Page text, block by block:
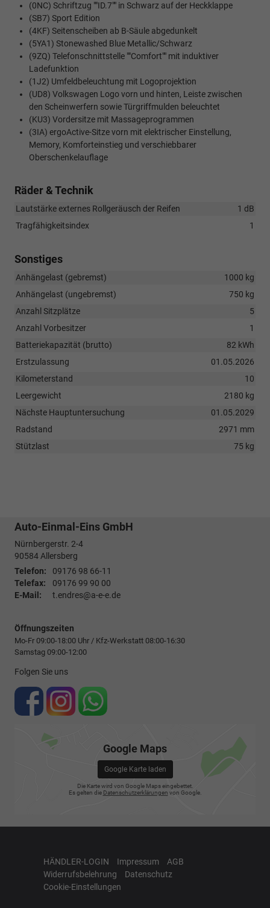
(0NC) Schriftzug ""ID.7"" in Schwarz auf der Heckklappe
(SB7) Sport Edition
(4KF) Seitenscheiben ab B-Säule abgedunkelt
(5YA1) Stonewashed Blue Metallic/Schwarz
(9ZQ) Telefonschnittstelle ""Comfort"" mit induktiver
Ladefunktion
(1J2) Umfeldbeleuchtung mit Logoprojektion
(UD8) Volkswagen Logo vorn und hinten, Leiste zwischen
den Scheinwerfern sowie Türgriffmulden beleuchtet
(KU3) Vordersitze mit Massageprogrammen
(3IA) ergoActive-Sitze vorn mit elektrischer Einstellung,
Memory, Komforteinstieg und verschiebbarer
Oberschenkelauflage
Räder & Technik
Lautstärke externes Rollgeräusch der Reifen
1 dB
Tragfähigkeitsindex
1
Sonstiges
Anhängelast (gebremst)
1000 kg
Anhängelast (ungebremst)
750 kg
Anzahl Sitzplätze
5
Anzahl Vorbesitzer
1
Batteriekapazität (brutto)
82 kWh
Erstzulassung
01.05.2026
Kilometerstand
10
Leergewicht
2180 kg
Nächste Hauptuntersuchung
01.05.2029
Radstand
2971 mm
Stützlast
75 kg
Auto-Einmal-Eins GmbH
Nürnbergerstr. 2-4
90584Allersberg
Telefon:
09176 98 66-11
Telefax:
09176 99 90 00
E-Mail:
t.endres@a-e-e.de
Öffnungszeiten
Mo-Fr 09:00-18:00 Uhr / Kfz-Werkstatt 08:00-16:30
Samstag 09:00-12:00
Folgen Sie uns
Google Maps
Google Karte laden
Die Karte wird von Google Maps eingebettet.
Es gelten die Datenschutzerklärungen von Google.
HÄNDLER-LOGIN Impressum
AGB
Widerrufsbelehrung
Datenschutz
Cookie-Einstellungen